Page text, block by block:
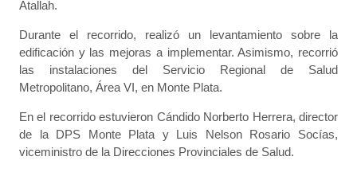
Atallah.
Durante el recorrido, realizó un levantamiento sobre la
edificación y las mejoras a implementar. Asimismo, recorrió
las instalaciones del Servicio Regional de Salud
Metropolitano, Área VI, en Monte Plata.
En el recorrido estuvieron Cándido Norberto Herrera, director
de la DPS Monte Plata y Luis Nelson Rosario Socías,
viceministro de la Direcciones Provinciales de Salud.